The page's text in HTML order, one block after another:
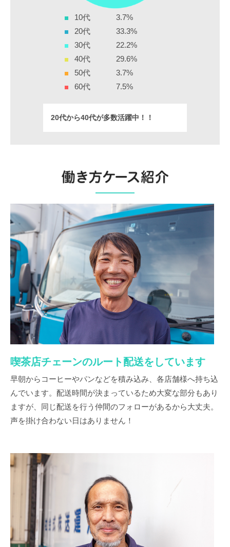
10代
3.7%
20代
33.3%
30代
22.2%
40代
29.6%
50代
3.7%
60代
7.5%
20代から40代が多数活躍中！！
喫茶店チェーンのルート配送をしています
早朝からコーヒーやパンなどを積み込み、各店舗様へ持ち込
んでいます。配送時間が決まっているため大変な部分もあり
ますが、同じ配送を行う仲間のフォローがあるから大丈夫。
声を掛け合わない日はありません！